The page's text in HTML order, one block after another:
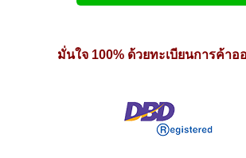
มั่นใจ 100% ด้วยทะเบียนการค้าอ